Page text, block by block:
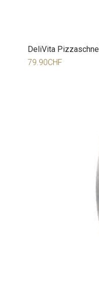
DeliVita
79.90CHF